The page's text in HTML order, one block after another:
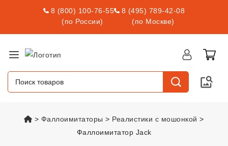
8 (800) 100-76-55
(по России)
8 (495) 789-42-08
(по Москве)
vsexshop.ru
Фаллоимитаторы
Реалистики с мошонкой
Фаллоимитатор Jack